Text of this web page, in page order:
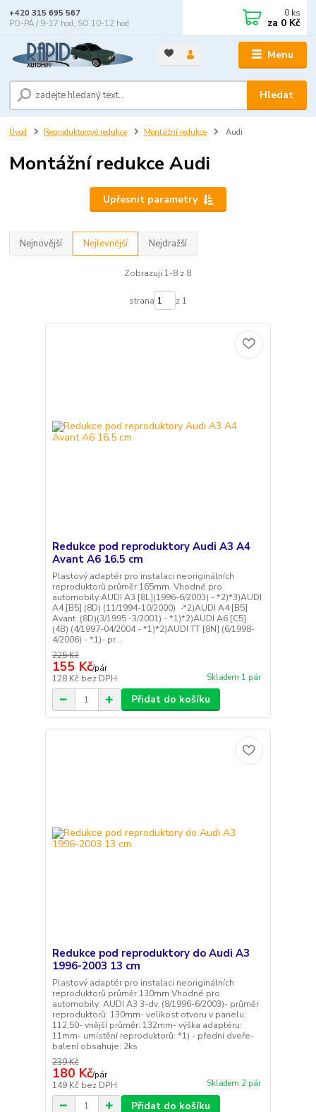
Menu
Hledat
+420 315 695 567
PO-PÁ / 9-17 hod, SO 10-12 hod
0 ks
za 0 Kč
Úvod Reproduktorové redukce Montážní redukce Audi
Montážní redukce Audi
Upřesnit parametry
Nejnovější Nejlevnější Nejdražší
Zobrazuji 1-8 z 8
strana z 1
Redukce pod reproduktory Audi A3 A4
Avant A6 16.5 cm
Plastový adaptér pro instalaci neoriginálních
reproduktorů průměr 165mm. Vhodné pro
automobily:AUDI A3 [8L](1996-6/2003) - *2)*3)AUDI
A4 [B5] (8D) (11/1994-10/2000) -*2)AUDI A4 [B5]
Avant (8D)(3/1995 -3/2001) - *1)*2)AUDI A6 [C5]
(4B) (4/1997-04/2004 - *1)*2)AUDI TT [8N] (6/1998-
4/2006) - *1)- pr...
225 Kč
155 Kč/pár
128 Kč bez DPH Skladem 1 pár
Přidat do košíku
Redukce pod reproduktory do Audi A3
1996-2003 13 cm
Plastový adaptér pro instalaci neoriginálních
reproduktorů průměr 130mm Vhodné pro
automobily: AUDI A3 3-dv. (8/1996-6/2003)- průměr
reproduktorů: 130mm- velikost otvoru v panelu:
112,50- vnější průměr: 132mm- výška adaptéru:
11mm- umístění reproduktorů: *1) - přední dveře-
balení obsahuje: 2ks
239 Kč
180 Kč/pár
149 Kč bez DPH Skladem 2 pár
Přidat do košíku